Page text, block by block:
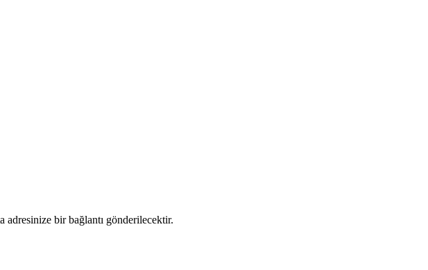
adresinize bir bağlantı gönderilecektir.